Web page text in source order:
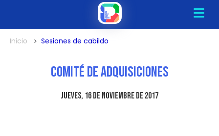
Inicio Sesiones de cabildo
Comité de Adquisiciones
jueves, 16 de noviembre de 2017